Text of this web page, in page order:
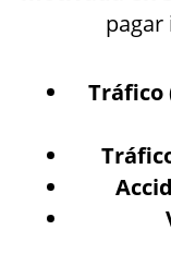
pagar
Tráfico